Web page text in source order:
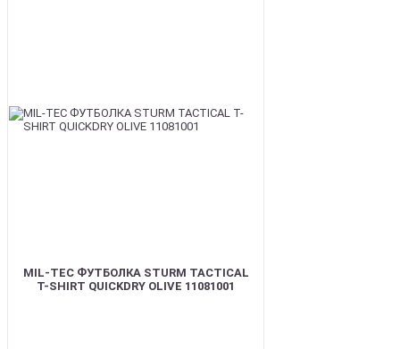
MIL-TEC ФУТБОЛКА STURM TACTICAL
T-SHIRT QUICKDRY OLIVE 11081001